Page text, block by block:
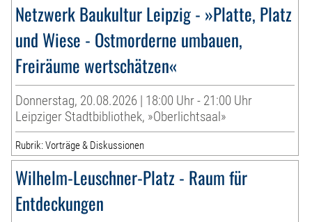
Netzwerk Baukultur Leipzig - »Platte, Platz
und Wiese - Ostmorderne umbauen,
Freiräume wertschätzen«
Donnerstag, 20.08.2026 | 18:00 Uhr - 21:00 Uhr
Leipziger Stadtbibliothek, »Oberlichtsaal»
Rubrik: Vorträge & Diskussionen
Wilhelm-Leuschner-Platz - Raum für
Entdeckungen